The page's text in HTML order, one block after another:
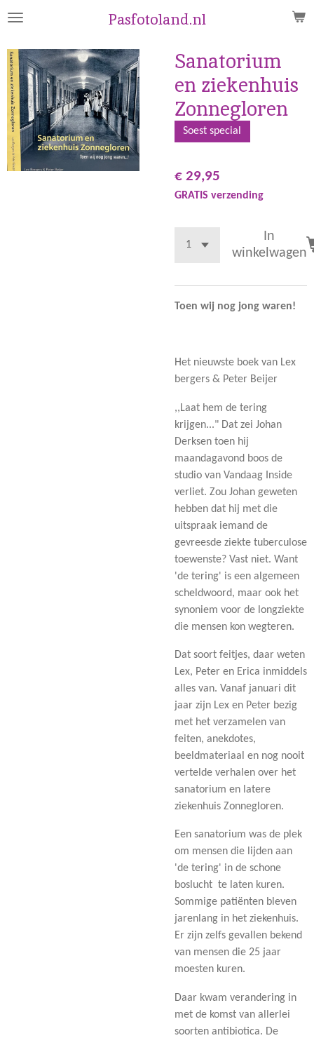
Ga
naar
de
hoofdinhoud
Pasfotoland.nl
Sanatorium
en ziekenhuis
Zonnegloren
Soest special
€ 29,95
GRATIS verzending
In
winkelwagen
Toen wij nog jong waren!
Het nieuwste boek van Lex
bergers & Peter Beijer
,,Laat hem de tering
krijgen..." Dat zei Johan
Derksen toen hij
maandagavond boos de
studio van Vandaag Inside
verliet. Zou Johan geweten
hebben dat hij met die
uitspraak iemand de
gevreesde ziekte tuberculose
toewenste? Vast niet. Want
'de tering' is een algemeen
scheldwoord, maar ook het
synoniem voor de longziekte
die mensen kon wegteren.
Dat soort feitjes, daar weten
Lex, Peter en Erica inmiddels
alles van. Vanaf januari dit
jaar zijn Lex en Peter bezig
met het verzamelen van
feiten, anekdotes,
beeldmateriaal en nog nooit
vertelde verhalen over het
sanatorium en latere
ziekenhuis Zonnegloren.
Een sanatorium was de plek
om mensen die lijden aan
'de tering' in de schone
boslucht te laten kuren.
Sommige patiënten bleven
jarenlang in het ziekenhuis.
Er zijn zelfs gevallen bekend
van mensen die 25 jaar
moesten kuren.
Daar kwam verandering in
met de komst van allerlei
soorten antibiotica. De